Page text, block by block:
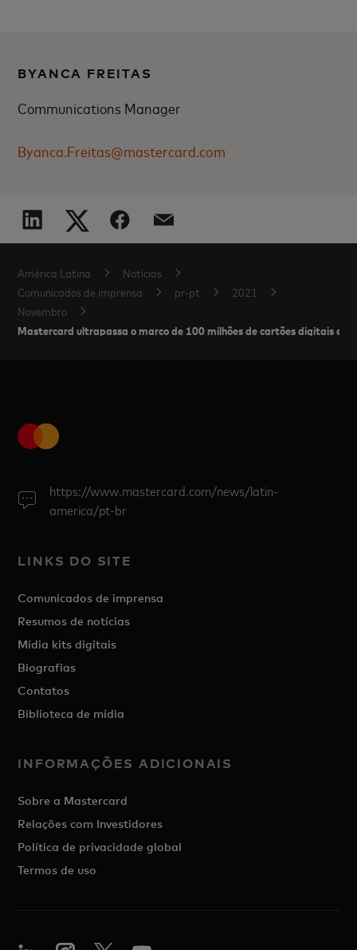
BYANCA FREITAS
Communications Manager
Byanca.Freitas@mastercard.com
América Latina
Notícias
Comunicados de imprensa
pr-pt
2021
Novembro
Mastercard ultrapassa o marco de 100 milhões de cartões digitais
https://www.mastercard.com/news/latin-
america/pt-br
LINKS DO SITE
Comunicados de imprensa
Resumos de notícias
Mídia kits digitais
Biografias
Contatos
Biblioteca de mídia
INFORMAÇÕES ADICIONAIS
Sobre a Mastercard
Relações com Investidores
Política de privacidade global
Termos de uso